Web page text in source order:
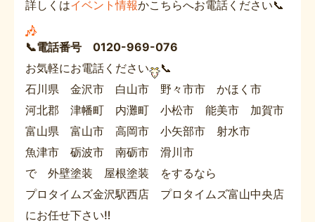
詳しくはイベント情報かこちらへお電話ください📞
📞電話番号 0120-969-076
お気軽にお電話ください
📞
石川県 金沢市 白山市 野々市市 かほく市
河北郡 津幡町 内灘町 小松市 能美市 加賀市
富山県 富山市 高岡市 小矢部市 射水市
魚津市 砺波市 南砺市 滑川市
で 外壁塗装 屋根塗装 をするなら
プロタイムズ金沢駅西店 プロタイムズ富山中央店
にお任せ下さい‼